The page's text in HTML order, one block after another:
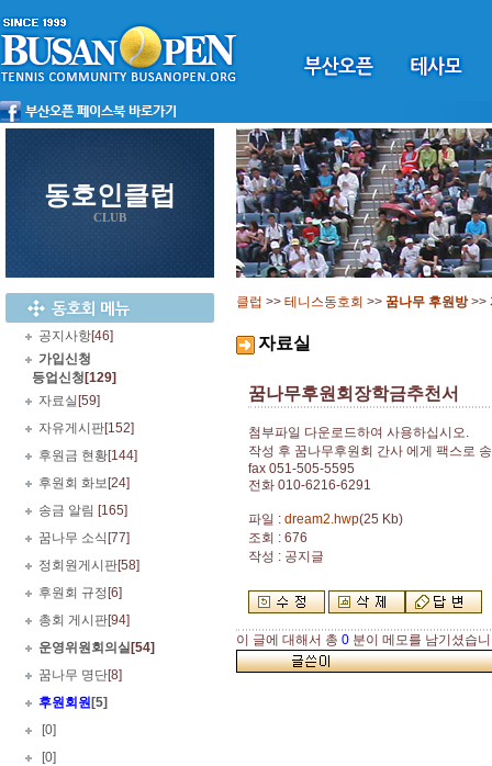
동호인클럽
CLUB
공지사항[46]
가입신청
등업신청 [129]
자료실 [59]
자유게시판[152]
후원금 현황[144]
후원회 화보 [24]
송금 알림 [165]
꿈나무 소식 [77]
정회원게시판[58]
후원회 규정 [6]
총회 게시판[94]
운영위원회의실 [54]
꿈나무 명단[8]
후원회원 [5]
[0]
[0]
클럽 >> 테니스동호회 >> 꿈나무 후원방>>
자료실
꿈나무후원회장학금추천서
첨부파일 다운로드하여 사용하십시오.
작성 후 꿈나무후원회 간사 에게 팩스로
fax 051-505-5595
전화 010-6216-6291
파일 : dream2.hwp(25 Kb)
조회 : 676
작성 : 공지글
이 글에 대해서 총 0 분이 메모를 남기셨습